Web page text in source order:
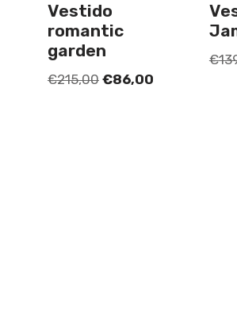
Vestido
romantic
garden
€215,00 €86,00
€